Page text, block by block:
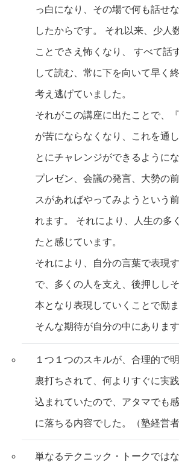
っ白になり、その場で何も話せ
したからです。 それ以来、少人
ことでさえ怖くなり、 すべて話
して読む、常に下を向いて早く
考え逃げていました。
それがこの講座に出たことで、
が苦にならなくなり、これを通
とにチャレンジができるようにな
プレゼン、会議の発言、大勢の
スがあればやってみようという
れます。 それにより、人生の多
たと感じています。
それにより、自分の言葉で表現
で、多くの人を支え、後押しし
本となり表現していくことで励
そんな期待が自分の中にあります
１つ１つのスキルが、合理的で
裏打ちされて、何よりすぐに実
込まれていたので、アタマでも
に落ちる内容でした。（塾経営者
単なるテクニック・トークでは